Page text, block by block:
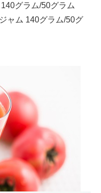
グラム/50グラム
ャム 140グラム/50グ